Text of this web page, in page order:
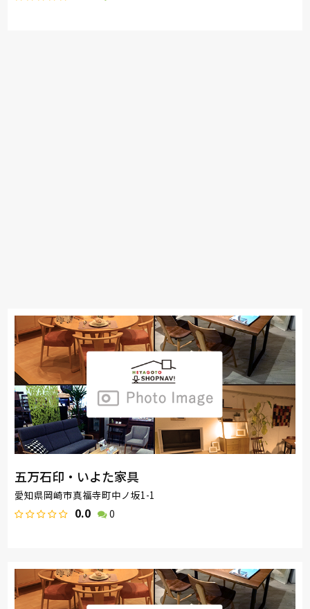
五万石印・いよた家具
愛知県岡崎市真福寺町中ノ坂1-1
0.0 0